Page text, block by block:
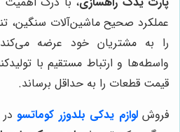
عملکرد صحیح ماشین‌آلات سنگین،
را به مشتریان خود عرضه
واسطه‌ها و ارتباط مستقیم با
قیمت قطعات را به حداقل برساند.
فروشلوازم یدکی بلدوزر کوماتسودر